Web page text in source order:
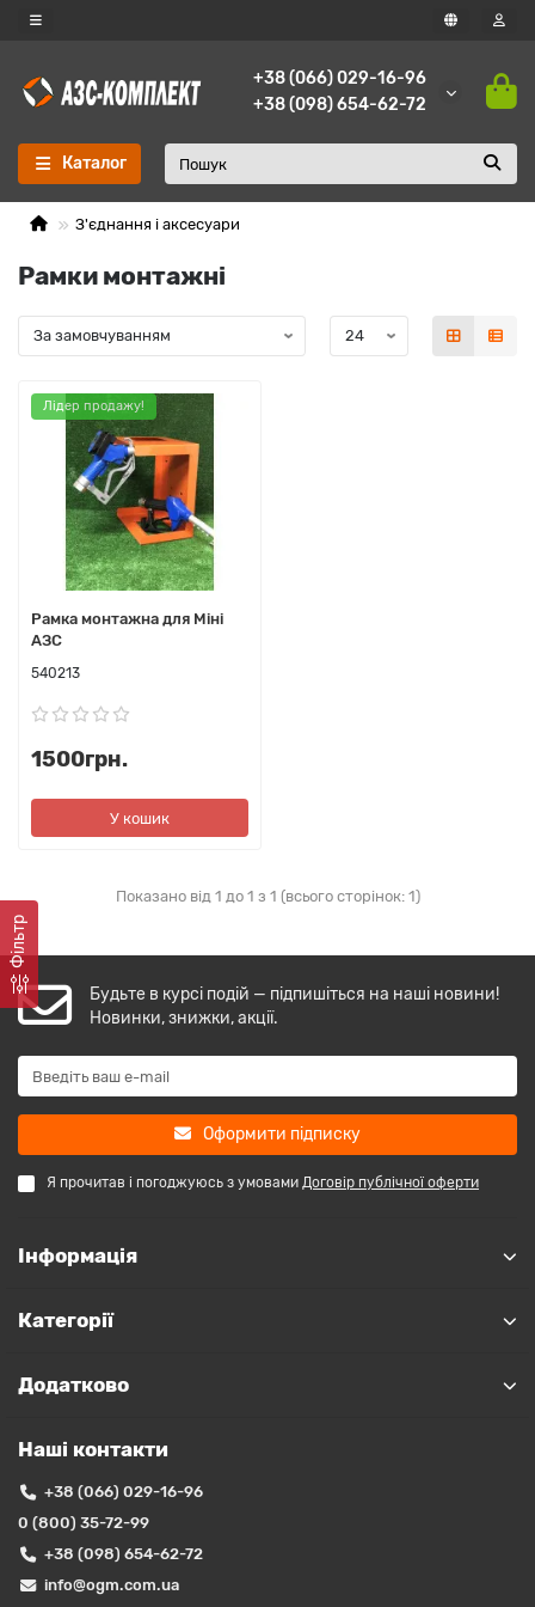
+38 (066) 029-16-96
+38 (098) 654-62-72
Каталог
З'єднання і аксесуари
Рамки монтажні
Фільтр
Лідер продажу!
Рамка монтажна для Міні
АЗС
540213
1500грн.
У кошик
Показано від 1 до 1 з 1 (всього сторінок: 1)
Будьте в курсі подій — підпишіться на наші новини!
Новинки, знижки, акції.
Оформити підписку
Я прочитав і погоджуюсь з умовами Договір публічної оферти
Інформація
Категорії
Додатково
Наші контакти
+38 (066) 029-16-96
0 (800) 35-72-99
+38 (098) 654-62-72
info@ogm.com.ua